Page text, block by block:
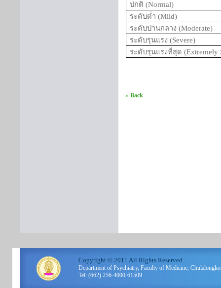
ปกติ (Normal)
ระดับต่ำ (Mild)
ระดับปานกลาง (Moderate)
ระดับรุนแรง (Severe)
ระดับรุนแรงที่สุด (Extremely
« Back
Copyright © 2011 All Rights Reserved.
Department of Psychiatry, Faculty of Medicine,
Tel: (662) 256-4000-61509